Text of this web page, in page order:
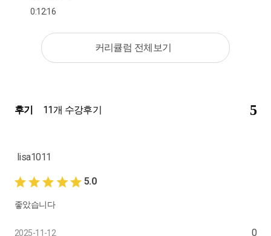
0:12:16
커리큘럼 전체보기
후기 11개 수강후기 5
lisa1011
5.0
좋았습니다
2025-11-12 0